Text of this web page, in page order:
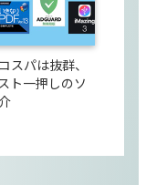
スパは抜群、
ト一押しのソ